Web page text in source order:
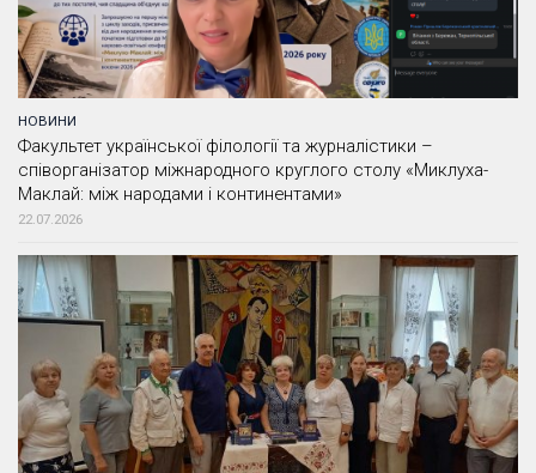
НОВИНИ
Факультет української філології та журналістики –
співорганізатор міжнародного круглого столу «Миклуха-
Маклай: між народами і континентами»
22.07.2026